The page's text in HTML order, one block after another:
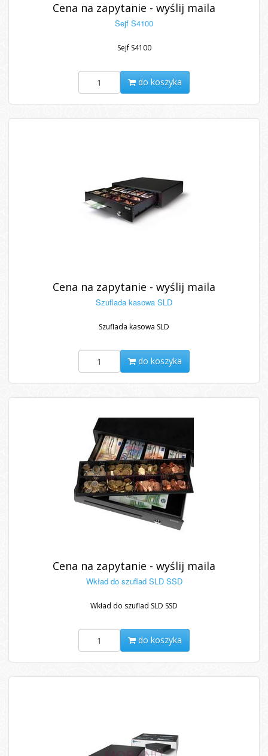
Cena na zapytanie - wyślij maila
Sejf S4100
Sejf S4100
do koszyka
Cena na zapytanie - wyślij maila
Szuflada kasowa SLD
Szuflada kasowa SLD
do koszyka
Cena na zapytanie - wyślij maila
Wkład do szuflad SLD SSD
Wkład do szuflad SLD SSD
do koszyka